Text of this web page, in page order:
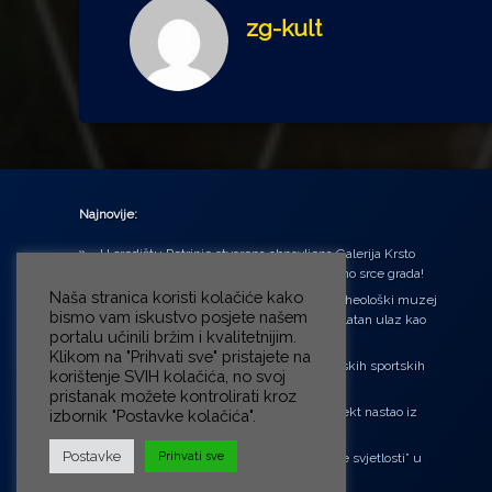
zg-kult
Najnovije:
U središtu Petrinje otvorena obnovljena Galerija Krsto
Hegedušić: Kultura vraćena kući, u samo srce grada!
Od petka do nedjelje (31.7. – 2.8.2026.) Arheološki muzej
u Zagrebu otvara vrata građanima: Besplatan ulaz kao
zaklon od toplinskog vala
‘Ni med cvetjem ni pravice’ na Aleji hrvatskih sportskih
velikana
“Rubikova kocka – složi svoju priču”, projekt nastao iz
Pozivnica na 6. Likovnu koloniju „Buđenje svjetlosti” u
Petrinji
Naša stranica koristi kolačiće kako
bismo vam iskustvo posjete našem
portalu učinili bržim i kvalitetnijim.
Klikom na "Prihvati sve" pristajete na
korištenje SVIH kolačića, no svoj
pristanak možete kontrolirati kroz
izbornik "Postavke kolačića".
Postavke Prihvati sve